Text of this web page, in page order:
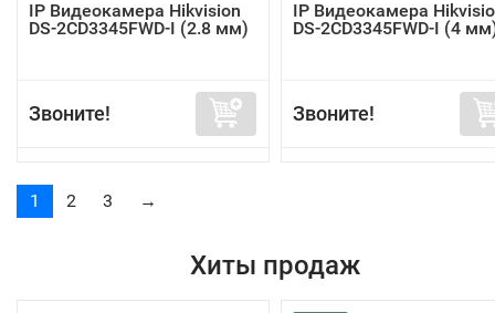
IP Видеокамера Hikvision
DS-2CD3345FWD-I (2.8 мм)
Звоните!
IP Видеокамера
DS-2CD3345FWD-I (4
Звоните!
1 2 3 →
Хиты продаж